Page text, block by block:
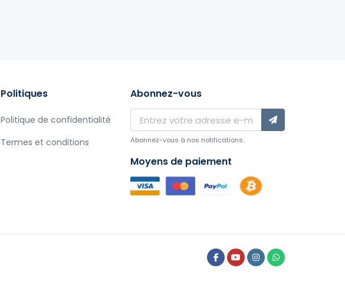
Politiques
Politique de confidentialité
Termes et conditions
Abonnez-vous
Abonnez-vous à nos notifications.
Moyens de paiement